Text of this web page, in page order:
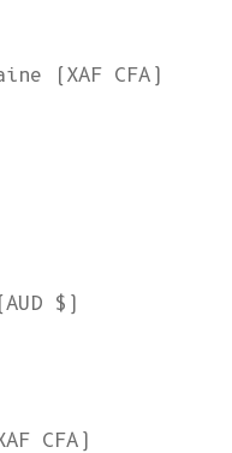
(XAF CFA)
$)
CFA)